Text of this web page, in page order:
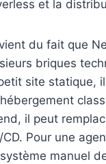
et la
du fait que
briques
site statique,
il peut
Pour une
manuel